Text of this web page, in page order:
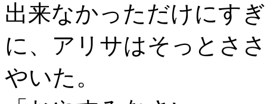
出来なかっただけにす
に、アリサはそっとささ
やいた。